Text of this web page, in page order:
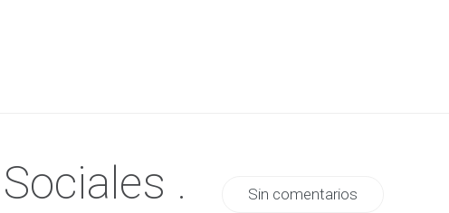
. Sin comentarios